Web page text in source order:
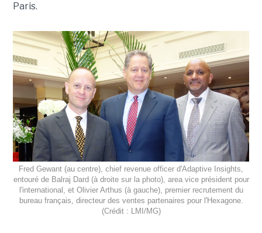
Paris.
Fred Gewant (au centre), chief revenue officer d'Adaptive Insights,
entouré de Balraj Dard (à droite sur la photo), area vice président pour
l'international, et Olivier Arthus (à gauche), premier recrutement du
bureau français, directeur des ventes partenaires pour l'Hexagone.
(Crédit : LMI/MG)